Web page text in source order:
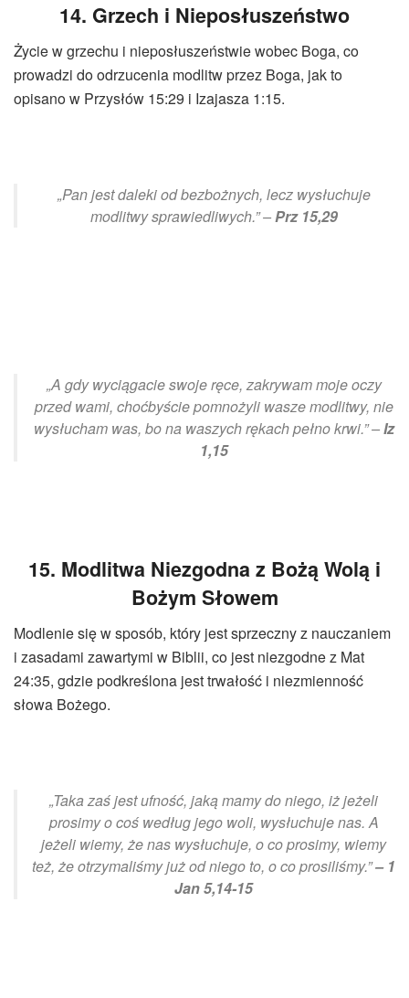
14. Grzech i Nieposłuszeństwo
Życie w grzechu i nieposłuszeństwie wobec Boga, co
prowadzi do odrzucenia modlitw przez Boga, jak to
opisano w Przysłów 15:29 i Izajasza 1:15.
„Pan jest daleki od bezbożnych, lecz wysłuchuje
modlitwy sprawiedliwych.” –Prz 15,29
„A gdy wyciągacie swoje ręce, zakrywam moje oczy
przed wami, choćbyście pomnożyli wasze modlitwy, nie
wysłucham was, bo na waszych rękach pełno krwi.” –Iz
1,15
15. Modlitwa Niezgodna z Bożą Wolą i
Bożym Słowem
Modlenie się w sposób, który jest sprzeczny z nauczaniem
i zasadami zawartymi w Biblii, co jest niezgodne z Mat
24:35, gdzie podkreślona jest trwałość i niezmienność
słowa Bożego.
„Taka zaś jest ufność, jaką mamy do niego, iż jeżeli
prosimy o coś według jego woli, wysłuchuje nas. A
jeżeli wiemy, że nas wysłuchuje, o co prosimy, wiemy
też, że otrzymaliśmy już od niego to, o co prosiliśmy.”– 1
Jan 5,14-15